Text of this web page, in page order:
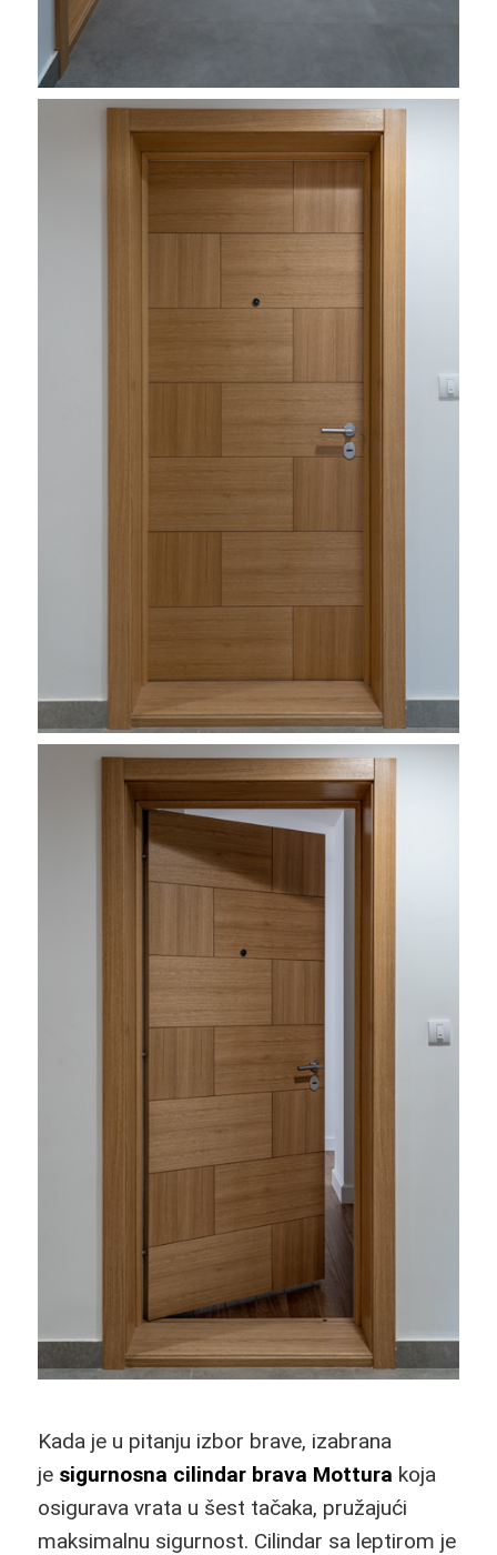
Kada je u pitanju izbor brave, izabrana
je sigurnosna cilindar brava Mottura koja
osigurava vrata u šest tačaka, pružajući
maksimalnu sigurnost. Cilindar sa leptirom je